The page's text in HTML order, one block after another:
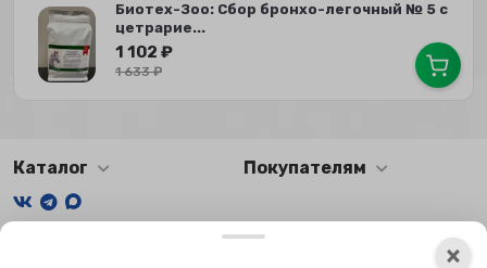
Биотех-Зоо: Сбор бронхо-легочный № 5 с
цетрарие...
1 102 ₽
1 633₽
Каталог Покупателям
Мы получаем и обрабатываем персональные данные
×